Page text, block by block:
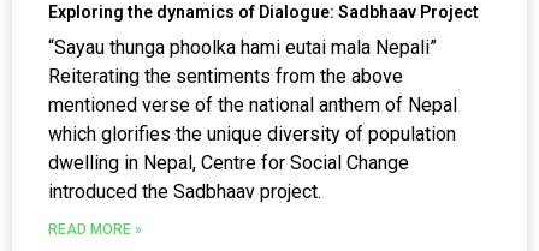
Exploring the dynamics of Dialogue: Sadbhaav Project
“Sayau thunga phoolka hami eutai mala Nepali”
Reiterating the sentiments from the above
mentioned verse of the national anthem of Nepal
which glorifies the unique diversity of population
dwelling in Nepal, Centre for Social Change
introduced the Sadbhaav project.
READ MORE »